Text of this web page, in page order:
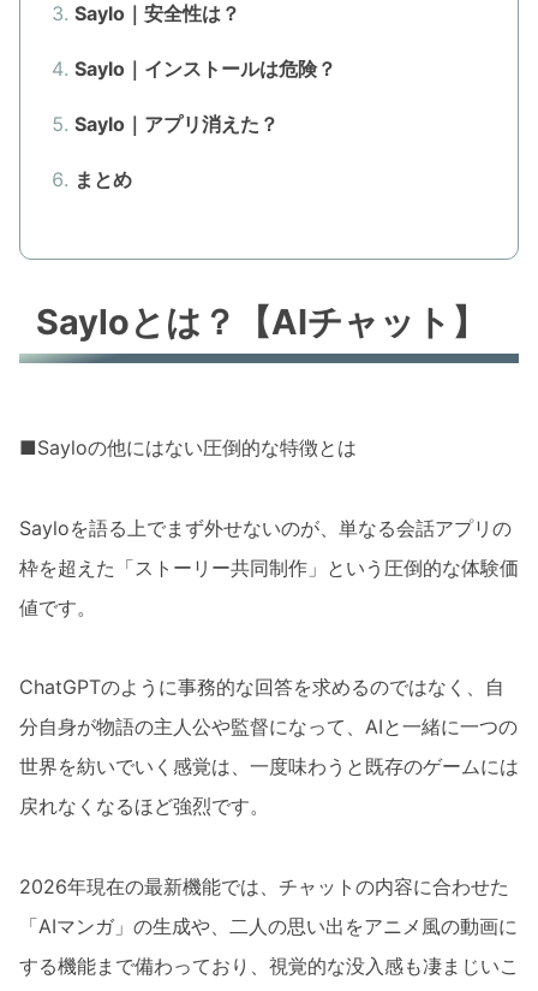
Saylo｜安全性は？
Saylo｜インストールは危険？
Saylo｜アプリ消えた？
まとめ
Sayloとは？【AIチャット】
■Sayloの他にはない圧倒的な特徴とは
Sayloを語る上でまず外せないのが、単なる会話アプリの
枠を超えた「ストーリー共同制作」という圧倒的な体験価
値です。
ChatGPTのように事務的な回答を求めるのではなく、自
分自身が物語の主人公や監督になって、AIと一緒に一つの
世界を紡いでいく感覚は、一度味わうと既存のゲームには
戻れなくなるほど強烈です。
2026年現在の最新機能では、チャットの内容に合わせた
「AIマンガ」の生成や、二人の思い出をアニメ風の動画に
する機能まで備わっており、視覚的な没入感も凄まじいこ